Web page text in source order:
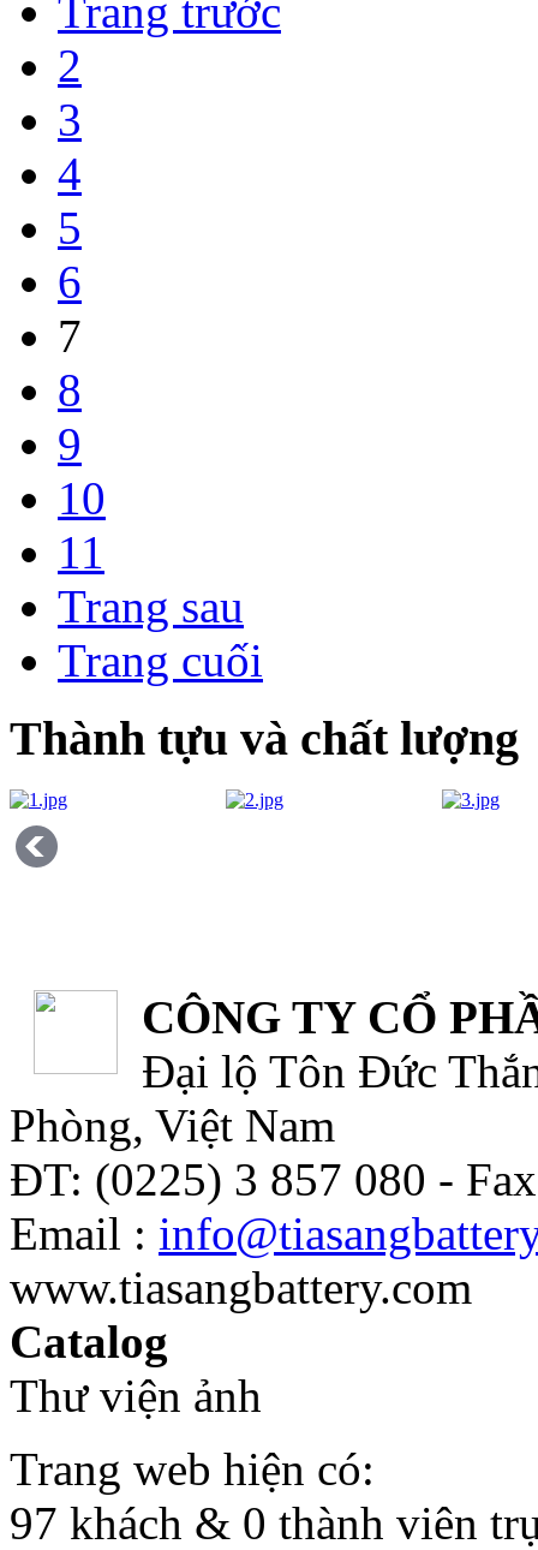
Trang trước
2
3
4
5
6
7
8
9
10
11
Trang sau
Trang cuối
Thành tựu và chất lượng
CÔNG TY CỔ
Đại lộ Tôn Đức
Phòng, Việt Nam
ĐT: (0225) 3 857 080 -
Email :
www.tiasangbattery.com
Catalog
Thư viện ảnh
Trang web hiện có:
97 khách & 0 thành viên